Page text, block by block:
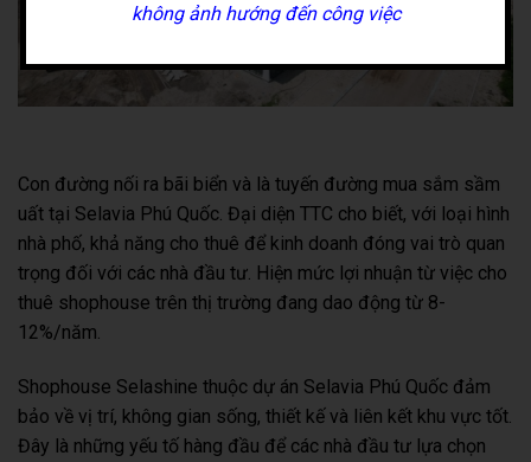
Con đường nối ra bãi biển và là tuyến đường mua sắm sầm
uất tại Selavia Phú Quốc. Đại diện TTC cho biết, với loại hình
nhà phố, khả năng cho thuê để kinh doanh đóng vai trò quan
trọng đối với các nhà đầu tư. Hiện mức lợi nhuận từ việc cho
thuê shophouse trên thị trường đang dao động từ 8-
12%/năm.
Shophouse Selashine thuộc dự án Selavia Phú Quốc đảm
bảo về vị trí, không gian sống, thiết kế và liên kết khu vực tốt.
Đây là những yếu tố hàng đầu để các nhà đầu tư lựa chọn
không ảnh hướng đến công việc